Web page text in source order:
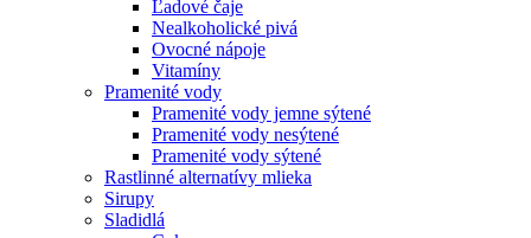
Ľadové čaje
Nealkoholické pivá
Ovocné nápoje
Vitamíny
Pramenité vody
Pramenité vody jemne sýtené
Pramenité vody nesýtené
Pramenité vody sýtené
Rastlinné alternatívy mlieka
Sirupy
Sladidlá